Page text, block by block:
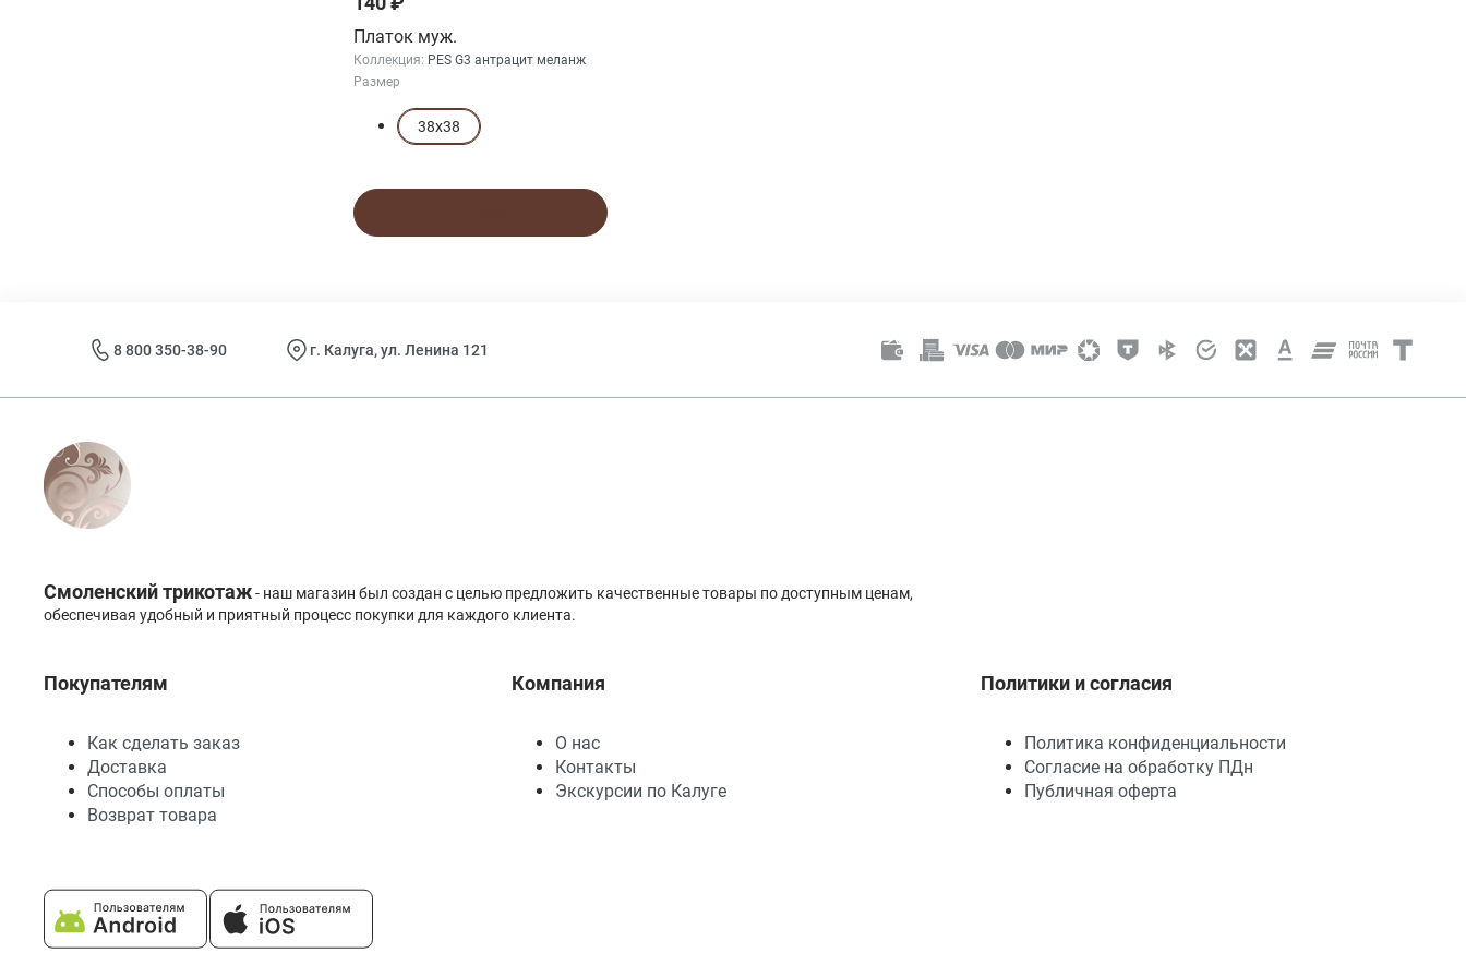
Платок муж.
Коллекция: PES G3 антрацит меланж
Размер
38х38
8 800 350-38-90 г. Калуга, ул. Ленина 121
Смоленский трикотаж- наш магазин был создан с целью предложить качественные товары по доступным ценам,
обеспечивая удобный и приятный процесс покупки для каждого клиента.
Покупателям
Как сделать заказ
Доставка
Способы оплаты
Возврат товара
Компания
О нас
Контакты
Экскурсии по Калуге
Политики и согласия
Политика конфиденциальности
Согласие на обработку ПДн
Публичная оферта